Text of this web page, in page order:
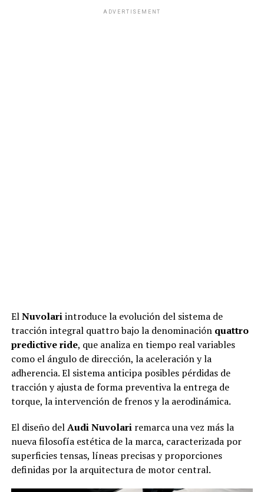
ADVERTISEMENT
ElNuvolariintroduce la evolución del sistema de
tracción integral quattro bajo la denominación quattro
predictive ride, que analiza en tiempo real variables
como el ángulo de dirección, la aceleración y la
adherencia. El sistema anticipa posibles pérdidas de
tracción y ajusta de forma preventiva la entrega de
torque, la intervención de frenos y la aerodinámica.
El diseño delAudi Nuvolariremarca una vez más la
nueva filosofía estética de la marca, caracterizada por
superficies tensas, líneas precisas y proporciones
definidas por la arquitectura de motor central.